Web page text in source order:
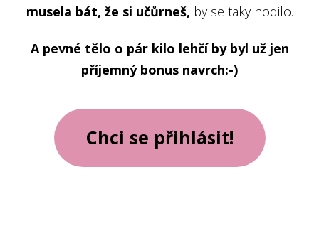
musela bát, že si učůrneš, by se taky hodilo.
A pevné tělo o pár kilo lehčí by byl už jen
příjemný bonus navrch:-)
Chci se přihlásit!